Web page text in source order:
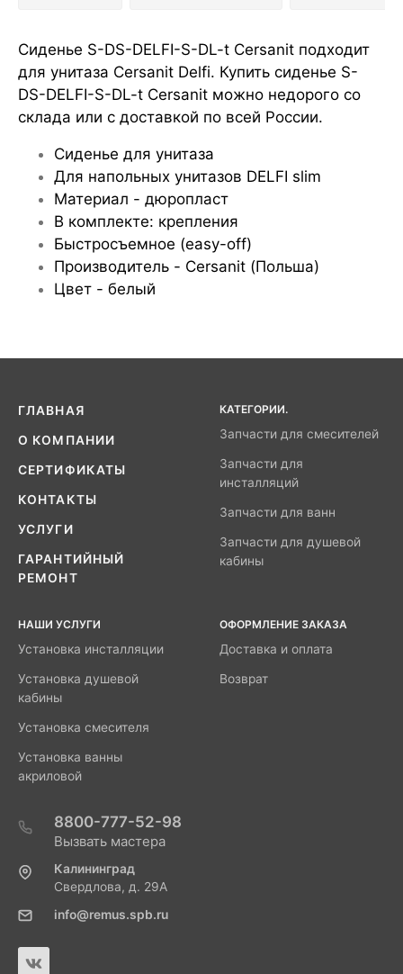
Сиденье S-DS-DELFI-S-DL-t Cersanit подходит
для унитаза Cersanit Delfi. Купить сиденье S-
DS-DELFI-S-DL-t Cersanit можно недорого со
склада или с доставкой по всей России.
Сиденье для унитаза
Для напольных унитазов DELFI slim
Материал - дюропласт
В комплекте: крепления
Быстросъемное (easy-off)
Производитель - Cersanit (Польша)
Цвет - белый
ГЛАВНАЯ
О КОМПАНИИ
СЕРТИФИКАТЫ
КОНТАКТЫ
УСЛУГИ
ГАРАНТИЙНЫЙ
РЕМОНТ
КАТЕГОРИИ.
Запчасти для смесителей
Запчасти для
инсталляций
Запчасти для ванн
Запчасти для душевой
кабины
НАШИ УСЛУГИ
Установка инсталляции
Установка душевой
кабины
Установка смесителя
Установка ванны
акриловой
ОФОРМЛЕНИЕ ЗАКАЗА
Доставка и оплата
Возврат
8800-777-52-98
Вызвать мастера
Калининград
Свердлова, д. 29А
info@remus.spb.ru